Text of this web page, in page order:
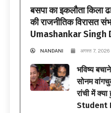
बसपा का इकलौता किला
की राजनीतिक विरासत
Umashankar Singh
NANDANI अगस्त 7, 2026
भविष्य
सोनम
रांची में
Student